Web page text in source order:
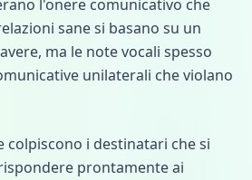
l'onere comunicativo che
sane si basano su un
ma le note vocali spesso
unilaterali che violano
colpiscono i destinatari che si
prontamente ai